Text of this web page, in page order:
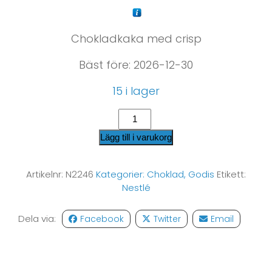
Chokladkaka med crisp
Bäst före: 2026-12-30
15 i lager
Lägg till i varukorg
Artikelnr: N2246 Kategorier: Choklad, Godis Etikett:
Nestlé
Dela via: Facebook Twitter Email